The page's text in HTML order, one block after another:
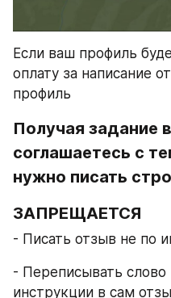
Если ваш профиль
оплату за написание
профиль
Получая задание
соглашаетесь с
нужно писать
ЗАПРЕЩАЕТСЯ
- Писать отзыв не по
- Переписывать
инструкции в сам